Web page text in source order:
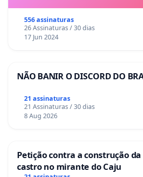
556 assinaturas
26 Assinaturas / 30 dias
17 Jun 2024
NÃO BANIR O DISCORD DO
21 assinaturas
21 Assinaturas / 30 dias
8 Aug 2026
Petição contra a construção
castro no mirante do Caju